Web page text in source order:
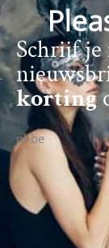
Schrijf je
korting
nl-be